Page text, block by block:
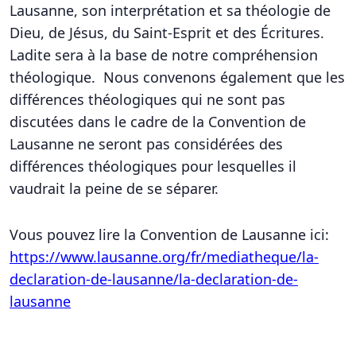
Lausanne, son interprétation et sa théologie de
Dieu, de Jésus, du Saint-Esprit et des Écritures.
Ladite sera à la base de notre compréhension
théologique. Nous convenons également que les
différences théologiques qui ne sont pas
discutées dans le cadre de la Convention de
Lausanne ne seront pas considérées des
différences théologiques pour lesquelles il
vaudrait la peine de se séparer.
Vous pouvez lire la Convention de Lausanne ici:
https://www.lausanne.org/fr/mediatheque/la-
declaration-de-lausanne/la-declaration-de-
lausanne